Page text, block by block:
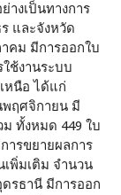
างเป็นทางการ
และจังหวัด
คม มีการออกใบ
ช้งานระบบ
หนือ ได้แก่
พฤศจิกายน มี
ทั้งหมด 449 ใบ
ารขยายผลการ
พิ่มเติม จำนวน
รธานี มีการออก